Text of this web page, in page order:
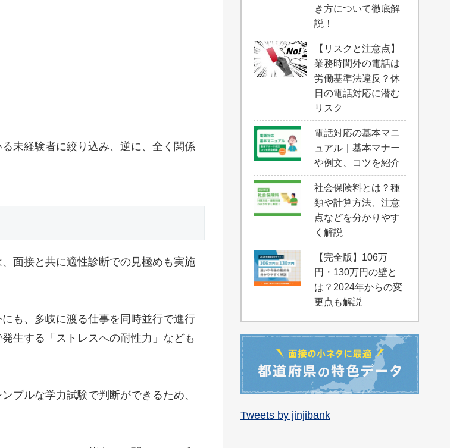
未経験者に絞り込み、逆に、全く関係
面接と共に適性診断での見極めも実施
も、多岐に渡る仕事を同時並行で進行
生する「ストレスへの耐性力」なども
プルな学力試験で判断ができるため、
き方について徹底解
説！
【リスクと注意点】
業務時間外の電話は
労働基準法違反？休
日の電話対応に潜む
リスク
電話対応の基本マニ
ュアル｜基本マナー
や例文、コツを紹介
社会保険料とは？種
類や計算方法、注意
点などを分かりやす
く解説
【完全版】106万
円・130万円の壁と
は？2024年からの変
更点も解説
Tweets by jinjibank